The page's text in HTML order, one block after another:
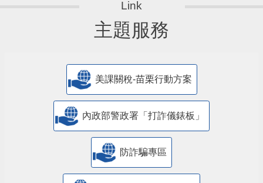
主題服務
美課關稅-苗栗行動方案
內政部警政署「打詐儀錶板」
防詐騙專區